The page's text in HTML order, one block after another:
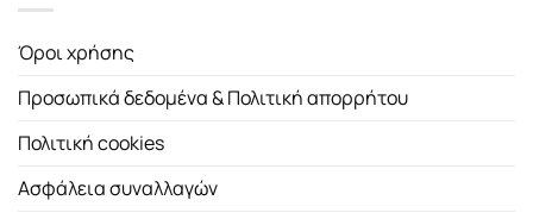
Όροι χρήσης
Προσωπικά δεδομένα & Πολιτική απορρήτου
Πολιτική cookies
Ασφάλεια συναλλαγών